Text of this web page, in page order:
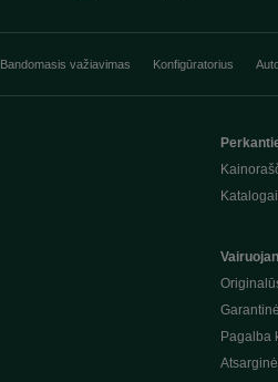
Bandomasis važiavimas Konfigūratorius
Katalogai
Pagalba